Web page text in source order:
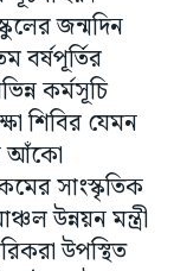
জন্মদিন
বর্ষপূর্তির
কর্মসূচি
শিবির যেমন
আঁকো
সাংস্কৃতিক
উন্নয়ন মন্ত্রী
উপস্থিত